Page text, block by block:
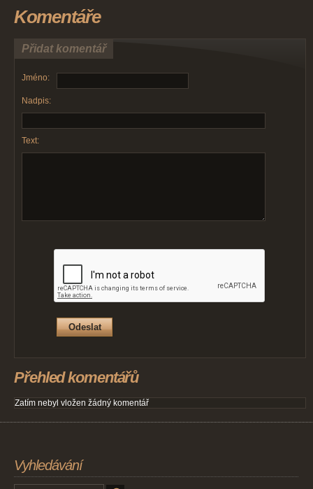
Komentáře
Přidat komentář
Jméno:
Nadpis:
Text:
Přehled komentářů
Zatím nebyl vložen žádný komentář
Vyhledávání